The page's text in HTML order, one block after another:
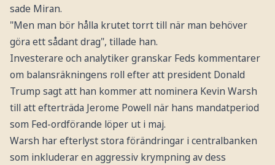
sade Miran.
"Men man bör hålla krutet torrt till när man behöver
göra ett sådant drag", tillade han.
Investerare och analytiker granskar Feds kommentarer
om balansräkningens roll efter att president Donald
Trump sagt att han kommer att nominera Kevin Warsh
till att efterträda Jerome Powell när hans mandatperiod
som Fed-ordförande löper ut i maj.
Warsh har efterlyst stora förändringar i centralbanken
som inkluderar en aggressiv krympning av dess